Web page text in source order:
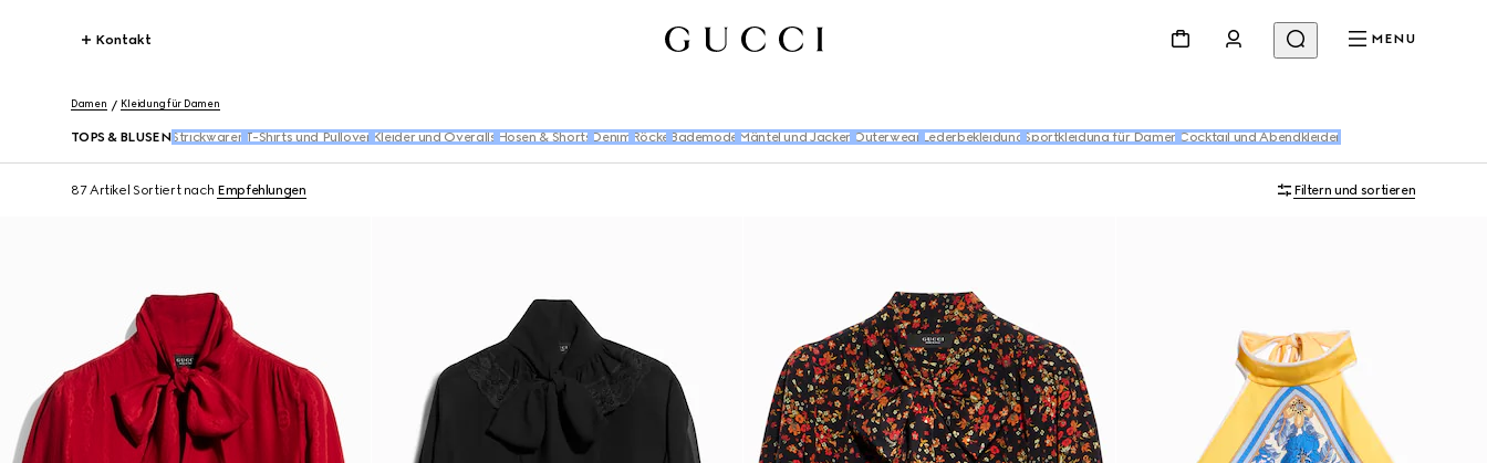
Kontakt MENU
Damen Kleidung für Damen
TOPS & BLUSEN​ Strickwaren T-Shirts und Pullover Kleider und Overalls Hosen & Shorts Denim Röcke Bademode Mäntel und Jacken Outerwear Lederbekleidung Sportkleidung für Damen Cocktail und Abendkleider
87 Artikel Sortiert nach Empfehlungen Filtern und sortieren